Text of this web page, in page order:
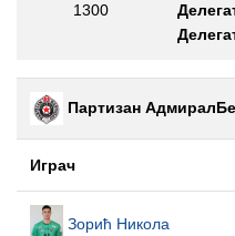
1300
Партизан
Играч
Зорић Никола